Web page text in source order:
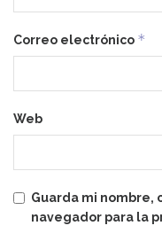
Correo electrónico *
Web
Guarda mi nombre,
navegador para la